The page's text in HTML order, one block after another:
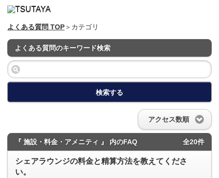
よくある質問 TOP＞カテゴリ
よくある質問のキーワード検索
検索する
アクセス数順
『 施設・料金・アメニティ 』 内のFAQ 全20件
シェアラウンジの料金と精算方法を教えてくださ
い。